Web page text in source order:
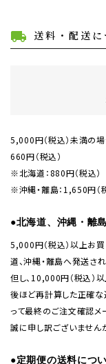
local_shipping 送料・配送に
5,000円（税込）未満の
660円（税込）
※北海道：880円（税込）
※沖縄・離島：1,650円（
●北海道、沖縄・離
5,000円（税込）以上お
道、沖縄・離島へ発送さ
但し、10,000円（税込）
後ほど再計算した正確な
って最終のご注文確認メ
誠に申し訳ございません
●定期便の送料につ